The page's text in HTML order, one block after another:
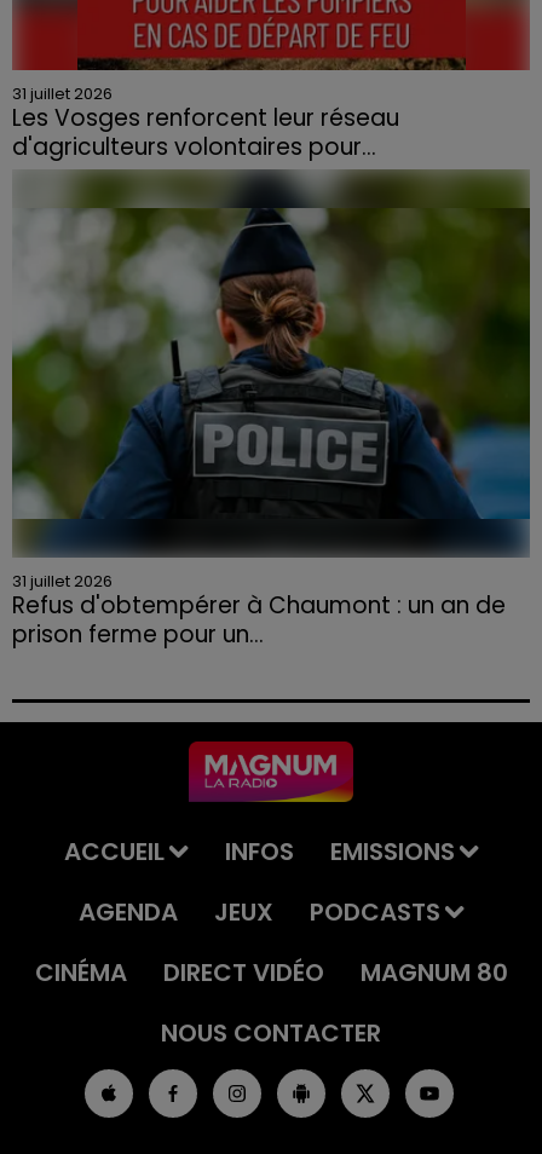
31 juillet 2026
Les Vosges renforcent leur réseau
d'agriculteurs volontaires pour...
Face à la sécheresse et aux risques de départs de feu,
la Chambre d'agriculture des Vosges a lancé un appel
aux agriculteurs volontaires pour venir en aide...
31 juillet 2026
Refus d'obtempérer à Chaumont : un an de
prison ferme pour un...
permis et la confiscation de son véhicule.
ACCUEIL INFOS
EMISSIONS
AGENDA
JEUX
PODCASTS
CINÉMA
DIRECT VIDÉO
MAGNUM 80
NOUS CONTACTER